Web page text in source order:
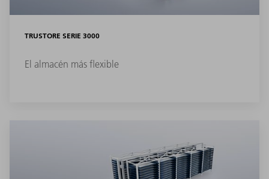
TRUSTORE SERIE 3000
El almacén más flexible